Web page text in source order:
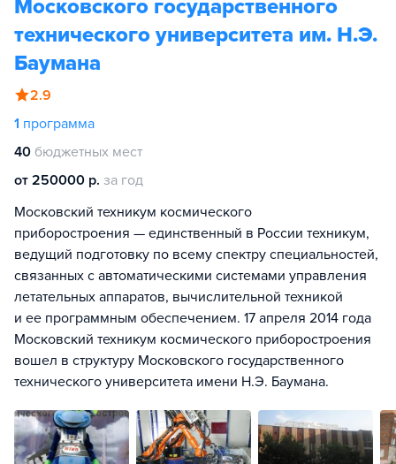
Московского государственного
технического университета им. Н.Э.
Баумана
2.9
1 программа
40 бюджетных мест
от 250000 р. за год
Московский техникум космического
приборостроения — единственный в России техникум,
ведущий подготовку по всему спектру специальностей,
связанных с автоматическими системами управления
летательных аппаратов, вычислительной техникой
и ее программным обеспечением. 17 апреля 2014 года
Московский техникум космического приборостроения
вошел в структуру Московского государственного
технического университета имени Н.Э. Баумана.